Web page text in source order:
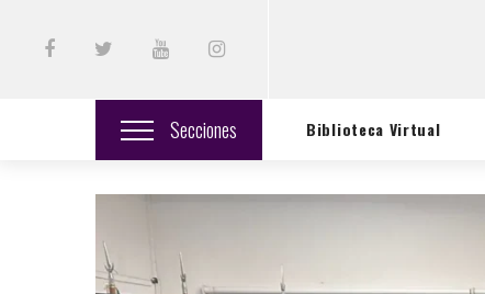
Secciones Biblioteca Virtual